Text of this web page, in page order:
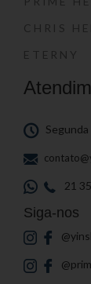
CHRIS
ETERNY
21
Siga-nos